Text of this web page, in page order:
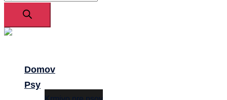
search
Domov
Psy